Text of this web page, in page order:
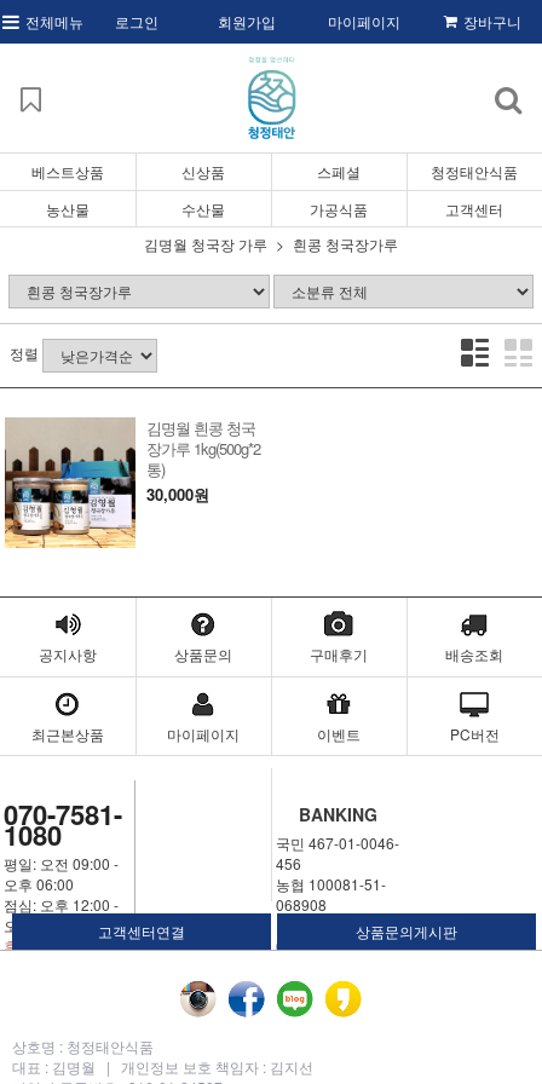
전체메뉴 로그인 회원가입 마이페이지 장바구니
베스트상품 신상품 스페셜
청정태안식품
농산물
수산물 가공식품
고객센터
김명월 청국장 가루
흰콩 청국장가루
정렬
김명월 흰콩 청국
장가루 1kg(500g*2
통)
30,000원
공지사항 상품문의 구매후기 배송조회
최근본상품 마이페이지 이벤트 PC버전
070-7581-
1080
평일: 오전 09:00 -
오후 06:00
점심: 오후 12:00 -
오후 01:00
휴일: 토요일,일요
BANKING
국민 467-01-0046-
456
농협 100081-51-
068908
우체국 311324-02-
030250
고객센터연결 상품문의게시판
상호명 : 청정태안식품
대표 : 김명월 | 개인정보 보호 책임자 : 김지선